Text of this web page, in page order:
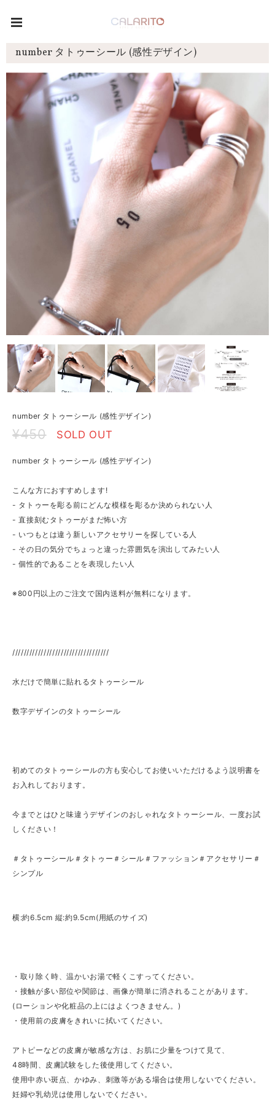
number タトゥーシール (感性デザイン)
number タトゥーシール (感性デザイン)
¥450 SOLD OUT
number タトゥーシール (感性デザイン)
こんな方におすすめします!
- タトゥーを彫る前にどんな模様を彫るか決められない人
- 直接刻むタトゥーがまだ怖い方
- いつもとは違う新しいアクセサリーを探している人
- その日の気分でちょっと違った雰囲気を演出してみたい人
- 個性的であることを表現したい人
※800円以上のご注文で国内送料が無料になります。
//////////////////////////////////
水だけで簡単に貼れるタトゥーシール
数字デザインのタトゥーシール
初めてのタトゥーシールの方も安心してお使いいただけるよう説明書を
お入れしております。
今までとはひと味違うデザインのおしゃれなタトゥーシール、一度お試
しください！
＃タトゥーシール＃タトゥー＃シール＃ファッション＃アクセサリー＃
シンプル
横:約6.5cm 縦:約9.5cm(用紙のサイズ)
・取り除く時、温かいお湯で軽くこすってください。
・接触が多い部位や関節は、画像が簡単に消されることがあります。
(ローションや化粧品の上にはよくつきません。)
・使用前の皮膚をきれいに拭いてください。
アトピーなどの皮膚が敏感な方は、お肌に少量をつけて見て、
48時間、皮膚試験をした後使用してください。
使用中赤い斑点、かゆみ、刺激等がある場合は使用しないでください。
妊婦や乳幼児は使用しないでください。